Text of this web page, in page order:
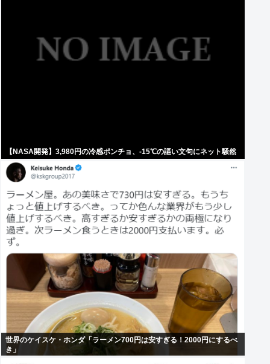
【NASA開発】3,980円の冷感ポンチョ、-15℃の謳い文句にネット騒然
世界のケイスケ・ホンダ「ラーメン700円は安すぎる！2000円にするべ
き」